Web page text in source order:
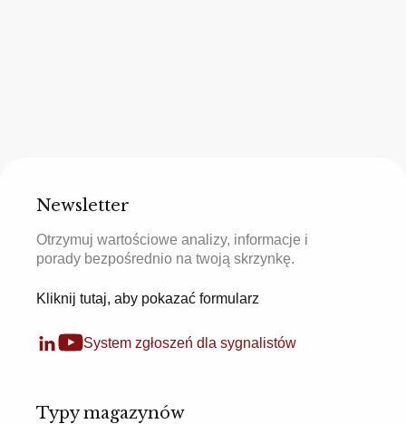
Newsletter
Otrzymuj wartościowe analizy, informacje i
porady bezpośrednio na twoją skrzynkę.
Kliknij tutaj, aby pokazać formularz
System zgłoszeń dla sygnalistów
Typy magazynów